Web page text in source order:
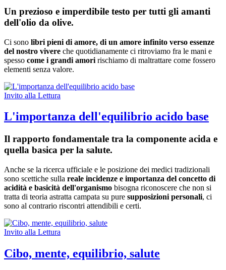
Un prezioso e imperdibile testo per tutti gli amanti
dell'olio da olive.
Ci sono libri pieni di amore, di un amore infinito verso essenze
del nostro vivere che quotidianamente ci ritroviamo fra le mani e
spesso come i grandi amori rischiamo di maltrattare come fossero
elementi senza valore.
Invito alla Lettura
L'importanza dell'equilibrio acido base
Il rapporto fondamentale tra la componente acida e
quella basica per la salute.
Anche se la ricerca ufficiale e le posizione dei medici tradizionali
sono scettiche sulla reale incidenze e importanza del concetto di
acidità e basicità dell'organismo bisogna riconoscere che non si
tratta di teoria astratta campata su pure supposizioni personali, ci
sono al contrario riscontri attendibili e certi.
Invito alla Lettura
Cibo, mente, equilibrio, salute